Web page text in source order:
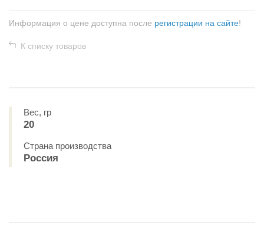
Информация о цене доступна после регистрации на сайте!
К списку товаров
Вес, гр
20
Страна производства
Россия